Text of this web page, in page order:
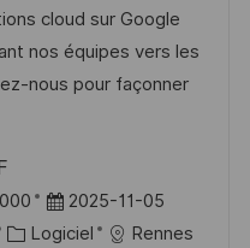
cloud sur Google
nos équipes vers les
nous pour façonner
D
a
2025-11-05
C Logiciel
Rennes